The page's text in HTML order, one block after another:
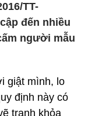
TT-
đến nhiều
người mẫu
giật mình, lo
định này có
tranh khỏa